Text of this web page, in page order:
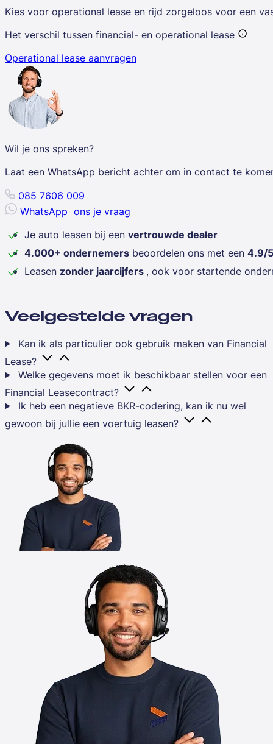
Kies voor operational lease en rijd zorgeloos voor een
Het verschil tussen financial- en operational lease
Operational lease aanvragen
Wil je ons spreken?
Laat een WhatsApp bericht achter om in contact te
085 7606 009
WhatsApp ons je vraag
Je auto leasen bij een vertrouwde dealer
4.000+ ondernemers beoordelen ons met een 4.9/5
Leasen zonder jaarcijfers , ook voor startende
Veelgestelde vragen
Kan ik als particulier ook gebruik maken van Financial
Lease?
Welke gegevens moet ik beschikbaar stellen voor een
Financial Leasecontract?
Ik heb een negatieve BKR-codering, kan ik nu wel
gewoon bij jullie een voertuig leasen?